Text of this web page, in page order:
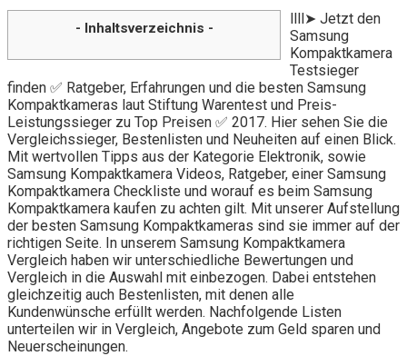
- Inhaltsverzeichnis -
llll➤ Jetzt den
Samsung
Kompaktkamera
Testsieger
finden ✅ Ratgeber, Erfahrungen und die besten Samsung
Kompaktkameras laut Stiftung Warentest und Preis-
Leistungssieger zu Top Preisen ✅ 2017. Hier sehen Sie die
Vergleichssieger, Bestenlisten und Neuheiten auf einen Blick.
Mit wertvollen Tipps aus der Kategorie Elektronik, sowie
Samsung Kompaktkamera Videos, Ratgeber, einer Samsung
Kompaktkamera Checkliste und worauf es beim Samsung
Kompaktkamera kaufen zu achten gilt. Mit unserer Aufstellung
der besten Samsung Kompaktkameras sind sie immer auf der
richtigen Seite. In unserem Samsung Kompaktkamera
Vergleich haben wir unterschiedliche Bewertungen und
Vergleich in die Auswahl mit einbezogen. Dabei entstehen
gleichzeitig auch Bestenlisten, mit denen alle
Kundenwünsche erfüllt werden. Nachfolgende Listen
unterteilen wir in Vergleich, Angebote zum Geld sparen und
Neuerscheinungen.